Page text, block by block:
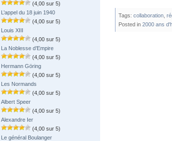
(4,00 sur 5)
L’appel du 18 juin 1940
(4,00 sur 5)
Louis XIII
(4,00 sur 5)
La Noblesse d’Empire
(4,00 sur 5)
Hermann Göring
(4,00 sur 5)
Les Normands
(4,00 sur 5)
Albert Speer
(4,00 sur 5)
Alexandre Ier
(4,00 sur 5)
Le général Boulanger
Tags: collaboration
Posted in 2000 ans